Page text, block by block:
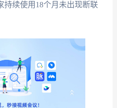
持续使用18个月未出现断联